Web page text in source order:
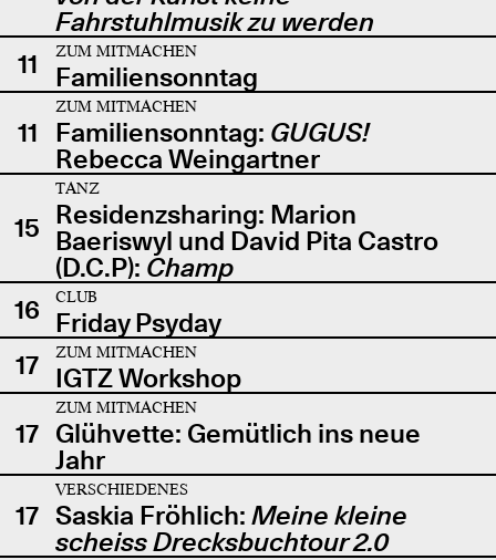
Fahrstuhlmusik zu werden
11
ZUM MITMACHEN
Familiensonntag
11
ZUM MITMACHEN
Familiensonntag: GUGUS!
Rebecca Weingartner
15
TANZ
Residenzsharing: Marion
Baeriswyl und David Pita Castro
(D.C.P): Champ
16
CLUB
Friday Psyday
17
ZUM MITMACHEN
IGTZ Workshop
17
ZUM MITMACHEN
Glühvette: Gemütlich ins neue
Jahr
17
VERSCHIEDENES
Saskia Fröhlich: Meine kleine
scheiss Drecksbuchtour 2.0